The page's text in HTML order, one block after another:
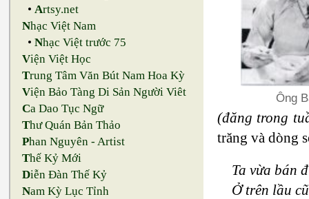
•Artsy.net
Nhạc Việt Nam
•Nhạc Việt trước 75
Viện Việt Học
Trung Tâm Văn Bút Nam Hoa Kỳ
Viện Bảo Tàng Di Sản Người Viêt
Ca Dao Tục Ngữ
Thư Quán Bản Thảo
Phan Nguyên - Artist
Thế Kỷ Mới
Diễn Đàn Thế Kỷ
Nam Kỳ Lục Tỉnh
Ông
(đăng trong
trăng và dòng
Ta vừa bán
Ở trên lầu